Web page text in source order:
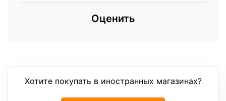
Оценить
Хотите покупать в иностранных магазинах?